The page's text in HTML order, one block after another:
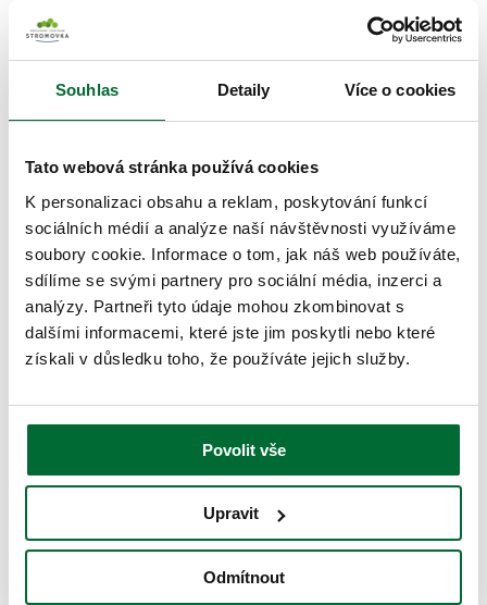
Souhlas Detaily Více o cookies
Tato webová stránka používá cookies
K personalizaci obsahu a reklam, poskytování funkcí
sociálních médií a analýze naší návštěvnosti využíváme
soubory cookie. Informace o tom, jak náš web používáte,
sdílíme se svými partnery pro sociální média, inzerci a
analýzy. Partneři tyto údaje mohou zkombinovat s
dalšími informacemi, které jste jim poskytli nebo které
získali v důsledku toho, že používáte jejich služby.
Povolit vše
Upravit
Odmítnout